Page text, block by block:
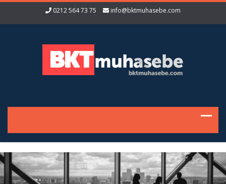
0212 564 73 75 info@bktmuhasebe.com